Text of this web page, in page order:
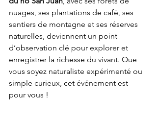
nuages, ses plantations de café, ses
sentiers de montagne et ses réserves
naturelles, deviennent un point
d’observation clé pour explorer et
enregistrer la richesse du vivant. Que
vous soyez naturaliste expérimenté ou
simple curieux, cet événement est
pour vous !